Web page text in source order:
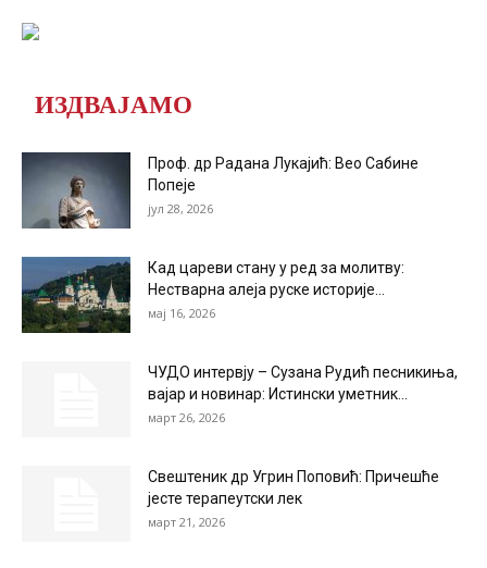
ИЗДВАЈАМО
Проф. др Радана Лукајић: Вео Сабине
Попеје
јул 28, 2026
Кад цареви стану у ред за молитву:
Нестварна алеја руске историје...
мај 16, 2026
ЧУДО интервју – Сузана Рудић песникиња,
вајар и новинар: Истински уметник...
март 26, 2026
Свештеник др Угрин Поповић: Причешће
јесте терапеутски лек
март 21, 2026